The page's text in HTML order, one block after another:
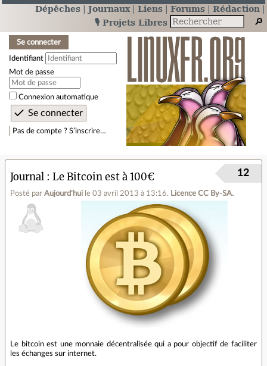
Dépêches Journaux Liens Forums
Rédaction
🎙️ Projets Libres
Se connecter
Identifiant
Mot de passe
Connexion automatique
Pas de compte ? S’inscrire…
Journal Le Bitcoin est à 100€
Posté par Aujourd'hui le 03 avril 2013 à 13:16. Licence CC By‑SA.
12
Le bitcoin est une monnaie décentralisée qui a pour objectif de faciliter
les échanges sur internet.